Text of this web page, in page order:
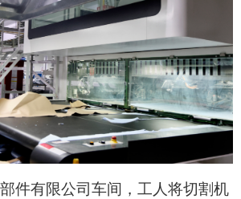
件有限公司车间，工人将切割机